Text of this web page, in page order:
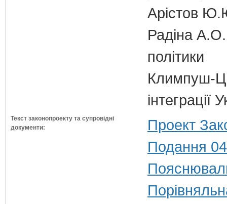
Арістов
Радіна А.О.
політики
Климпуш-
Текст законопроекту та супровідні
документи:
Проект
Подання